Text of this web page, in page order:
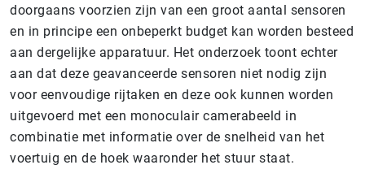
doorgaans voorzien zijn van een groot aantal sensoren
en in principe een onbeperkt budget kan worden besteed
aan dergelijke apparatuur. Het onderzoek toont echter
aan dat deze geavanceerde sensoren niet nodig zijn
voor eenvoudige rijtaken en deze ook kunnen worden
uitgevoerd met een monoculair camerabeeld in
combinatie met informatie over de snelheid van het
voertuig en de hoek waaronder het stuur staat.